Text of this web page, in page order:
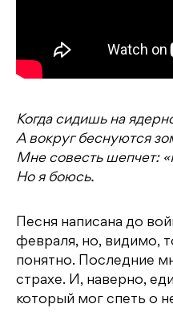
Когда сидишь на
А вокруг беснуются
Мне совесть шепчет:
Но я боюсь.
Песня написана до
февраля, но, видимо,
понятно. Последние
страхе. И, наверно,
который мог спеть о